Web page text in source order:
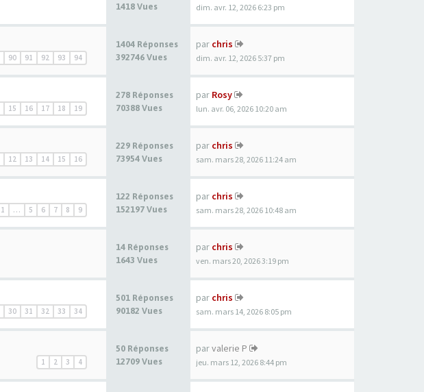
1418 Vues
dim. avr. 12, 2026 6:23 pm
90 91 92 93 94
1404 Réponses
392746 Vues
par chris
dim. avr. 12, 2026 5:37 pm
15 16 17 18 19
278 Réponses
70388 Vues
par Rosy
lun. avr. 06, 2026 10:20 am
12 13 14 15 16
229 Réponses
73954 Vues
par chris
sam. mars 28, 2026 11:24 am
1 … 5 6 7 8 9
122 Réponses
152197 Vues
par chris
sam. mars 28, 2026 10:48 am
14 Réponses
1643 Vues
par chris
ven. mars 20, 2026 3:19 pm
30 31 32 33 34
501 Réponses
90182 Vues
par chris
sam. mars 14, 2026 8:05 pm
1 2 3 4
50 Réponses
12709 Vues
parvalerie P
jeu. mars 12, 2026 8:44 pm